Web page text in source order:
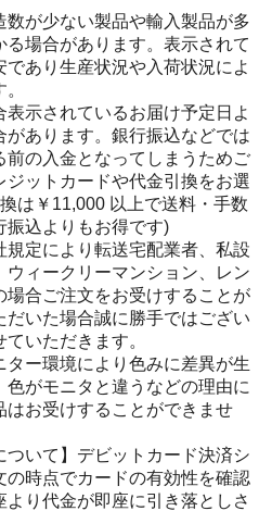
数が少ない製品や輸入製品が多
る場合があります。表示されて
あり生産状況や入荷状況によ
示されているお届け予定日よ
があります。銀行振込などでは
前の入金となってしまうためご
ットカードや代金引換をお選
は￥11,000 以上で送料・手数
振込よりもお得です)
規定により転送宅配業者、私設
ィークリーマンション、レン
場合ご注文をお受けすることが
だいた場合誠に勝手ではござい
いただきます。
ー環境により色みに差異が生
色がモニタと違うなどの理由に
はお受けすることができませ
ついて】デビットカード決済シ
の時点でカードの有効性を確認
り代金が即座に引き落としさ